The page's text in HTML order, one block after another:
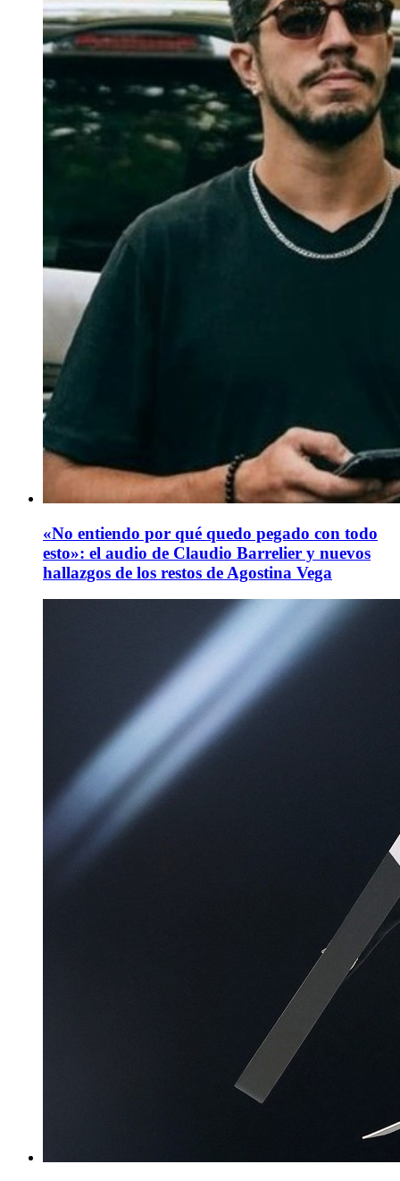
«No entiendo por qué quedo pegado con todo
esto»: el audio de Claudio Barrelier y nuevos
hallazgos de los restos de Agostina Vega